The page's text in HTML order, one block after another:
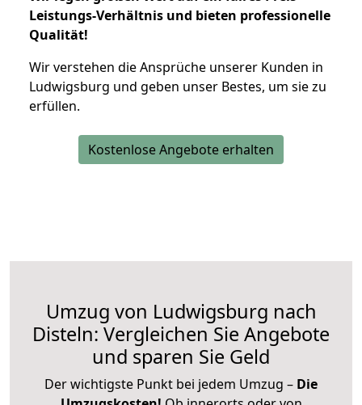
Leistungs-Verhältnis und bieten professionelle
Qualität!
Wir verstehen die Ansprüche unserer Kunden in
Ludwigsburg und geben unser Bestes, um sie zu
erfüllen.
Kostenlose Angebote erhalten
Umzug von Ludwigsburg nach
Disteln: Vergleichen Sie Angebote
und sparen Sie Geld
Der wichtigste Punkt bei jedem Umzug – Die